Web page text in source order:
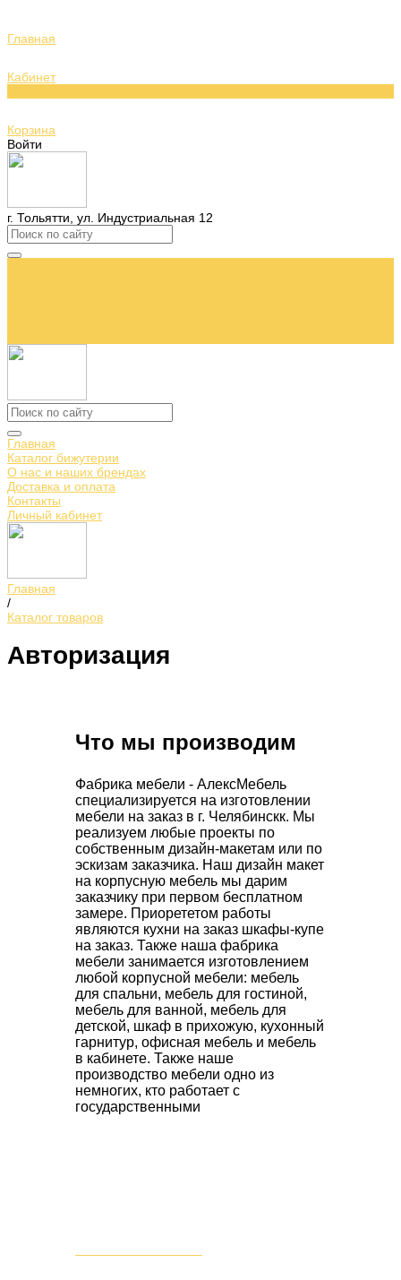
Главная
Кабинет
Корзина
Войти
г. Тольятти, ул. Индустриальная 12
Главная
Каталог бижутерии
О нас и наших брендах
Доставка и оплата
Контакты
Личный кабинет
Главная
/
Каталог товаров
Авторизация
Фабрика мебели - АлексМебель
специализируется на изготовлении
мебели на заказ в г. Челябинскк. Мы
реализуем любые проекты по
собственным дизайн-макетам или по
эскизам заказчика. Наш дизайн макет
на корпусную мебель мы дарим
заказчику при первом бесплатном
замере. Приорететом работы
являются кухни на заказ шкафы-купе
на заказ. Также наша фабрика
мебели занимается изготовлением
любой корпусной мебели: мебель
для спальни, мебель для гостиной,
мебель для ванной, мебель для
детской, шкаф в прихожую, кухонный
гарнитур, офисная мебель и мебель
в кабинете. Также наше
производство мебели одно из
немногих, кто работает с
государственными
Что мы производим